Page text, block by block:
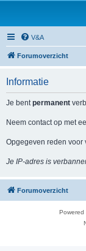
V&A
Forumoverzicht
Informatie
Je bentpermanent
Neem contact op met
Opgegeven reden voor
Je IP-adres is
Forumoverzicht
Powered